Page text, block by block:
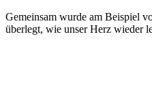
Gemeinsam wurde am Beispiel
überlegt, wie unser Herz wieder